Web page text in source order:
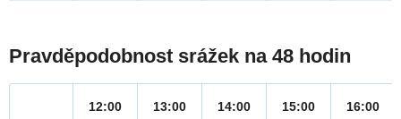
Pravděpodobnost srážek na 48 hodin
12:00
13:00
14:00
15:00
16:00